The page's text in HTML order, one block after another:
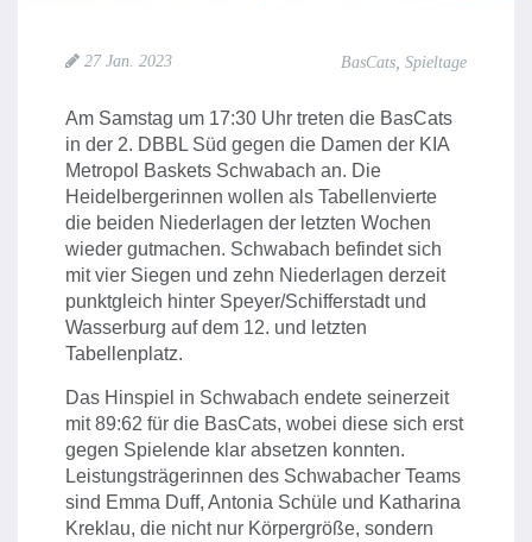
27 Jan. 2023 BasCats Spieltage
Am Samstag um 17:30 Uhr treten die BasCats
in der 2. DBBL Süd gegen die Damen der KIA
Metropol Baskets Schwabach an. Die
Heidelbergerinnen wollen als Tabellenvierte
die beiden Niederlagen der letzten Wochen
wieder gutmachen. Schwabach befindet sich
mit vier Siegen und zehn Niederlagen derzeit
punktgleich hinter Speyer/Schifferstadt und
Wasserburg auf dem 12. und letzten
Tabellenplatz.
Das Hinspiel in Schwabach endete seinerzeit
mit 89:62 für die BasCats, wobei diese sich erst
gegen Spielende klar absetzen konnten.
Leistungsträgerinnen des Schwabacher Teams
sind Emma Duff, Antonia Schüle und Katharina
Kreklau, die nicht nur Körpergröße, sondern